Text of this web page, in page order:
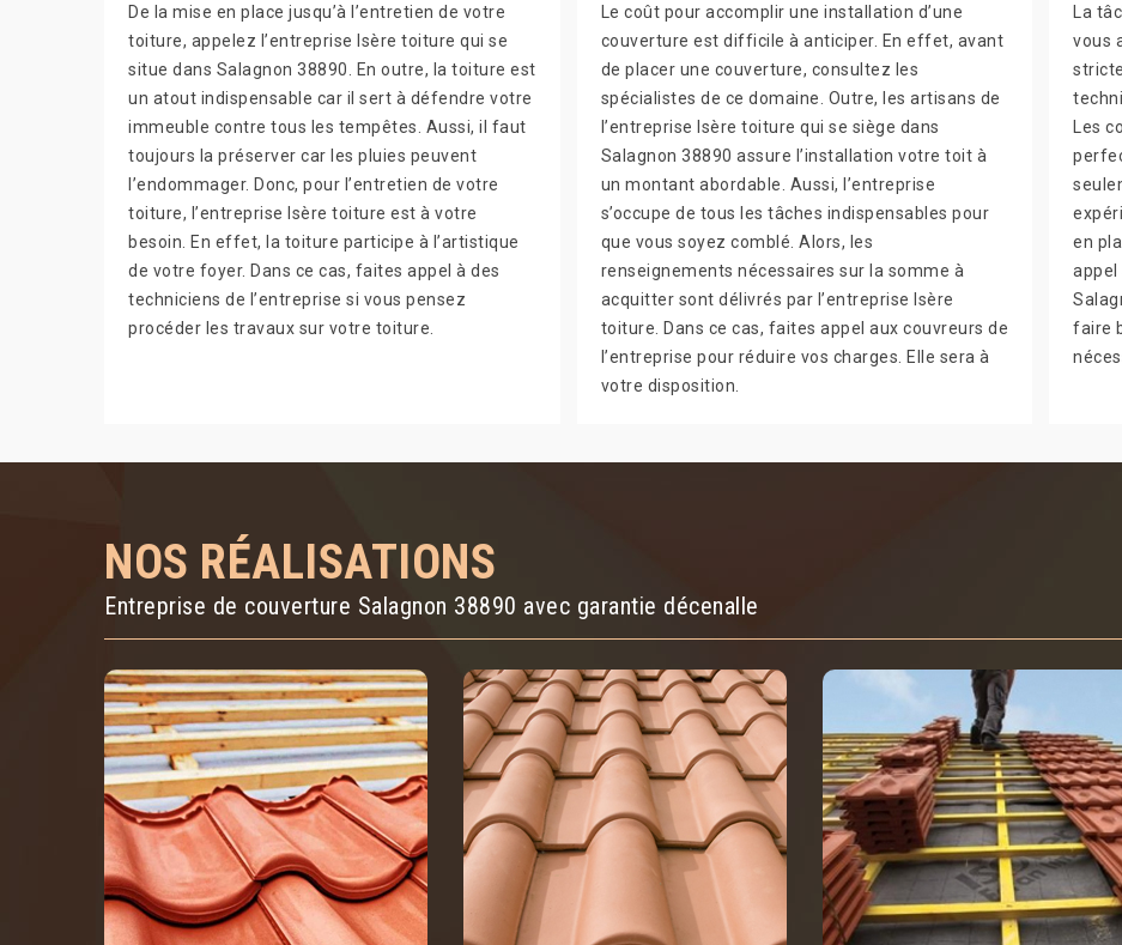
De la mise en place jusqu’à l’entretien de votre
toiture, appelez l’entreprise Isère toiture qui se
situe dans Salagnon 38890. En outre, la toiture est
un atout indispensable car il sert à défendre votre
immeuble contre tous les tempêtes. Aussi, il faut
toujours la préserver car les pluies peuvent
l’endommager. Donc, pour l’entretien de votre
toiture, l’entreprise Isère toiture est à votre
besoin. En effet, la toiture participe à l’artistique
de votre foyer. Dans ce cas, faites appel à des
techniciens de l’entreprise si vous pensez
procéder les travaux sur votre toiture.
Le coût pour accomplir une installation d’une
couverture est difficile à anticiper. En effet, avant
de placer une couverture, consultez les
spécialistes de ce domaine. Outre, les artisans de
l’entreprise Isère toiture qui se siège dans
Salagnon 38890 assure l’installation votre toit à
un montant abordable. Aussi, l’entreprise
s’occupe de tous les tâches indispensables pour
que vous soyez comblé. Alors, les
renseignements nécessaires sur la somme à
acquitter sont délivrés par l’entreprise Isère
toiture. Dans ce cas, faites appel aux couvreurs de
l’entreprise pour réduire vos charges. Elle sera à
votre disposition.
La
vous
Les
en
appel
faire
NOS RÉALISATIONS
Entreprise de couverture Salagnon 38890 avec garantie décenalle